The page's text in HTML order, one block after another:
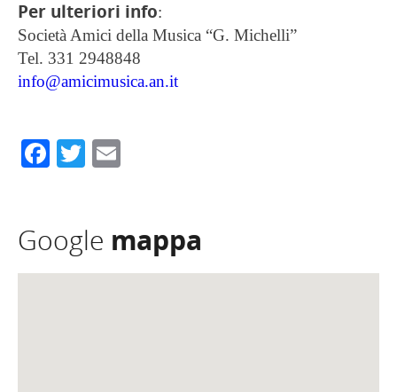
Per ulteriori info:
Società Amici della Musica “G. Michelli”
Tel. 331 2948848
info@amicimusica.an.it
Facebook
Twitter
Google mappa